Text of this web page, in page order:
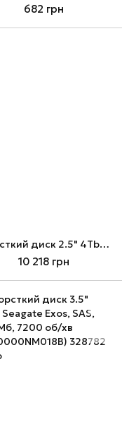
682 грн
Жорсткий диск 2.5" 4Tb Seagate BarraCuda HDD, SATA3, 128 Мб, 5400 об/хв (ST4000LM024)
10 218 грн